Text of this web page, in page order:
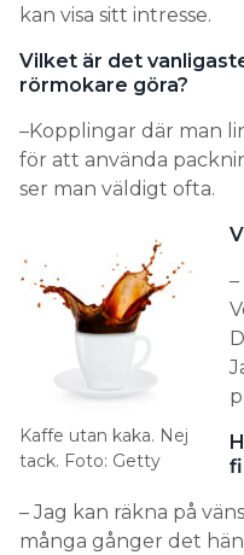
kan visa sitt intresse.
Vilket är det
rörmokare göra?
–Kopplingar där man
för att använda
ser man väldigt ofta.
Kaffe utan kaka. Nej
tack. Foto: Getty
– Jag kan räkna på
många gånger det